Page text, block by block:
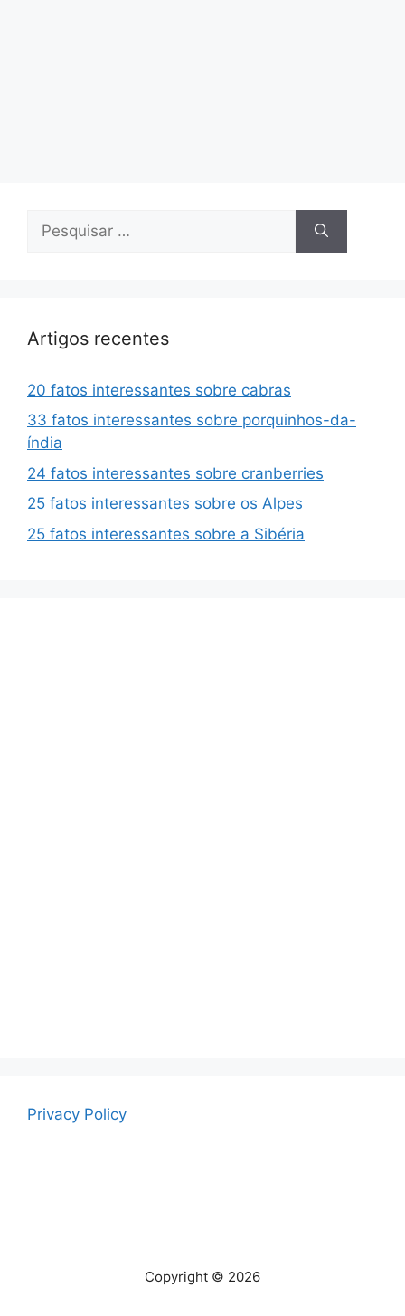
por:
Artigos recentes
20 fatos interessantes sobre cabras
33 fatos interessantes sobre porquinhos-da-
índia
24 fatos interessantes sobre cranberries
25 fatos interessantes sobre os Alpes
25 fatos interessantes sobre a Sibéria
Privacy Policy
Copyright © 2026